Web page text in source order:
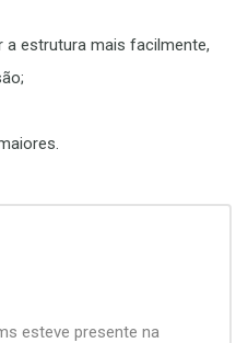
a estrutura mais facilmente,
esteve presente na